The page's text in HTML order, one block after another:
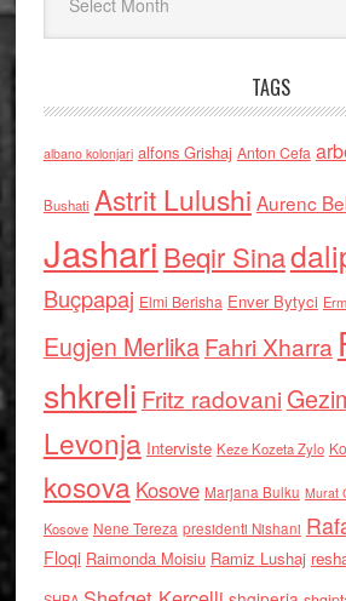
TAGS
albano kolonjari alfons Grishaj Anton Cefa
Bushati Astrit Lulushi Aurenc
Jashari Beqir Sina
Buçpapaj Elmi Berisha Enver Bytyci
Eugjen MerlikaFahri Xharra
shkreli Fritz radovani
Levonja Interviste Keze Kozeta Zylo
kosova Kosove Marjana Bulku Murat
Kosove Nene Tereza presidenti Nishani
Floqi Raimonda Moisiu Ramiz Lushaj